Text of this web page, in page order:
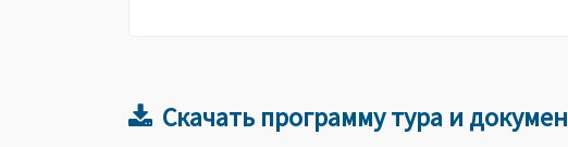
Скачать программу тура и